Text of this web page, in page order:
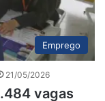
Emprego
21/05/2026
vagas